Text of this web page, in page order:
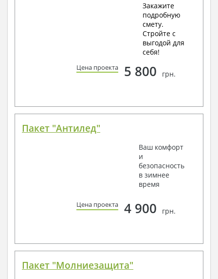
Закажите
подробную
смету.
Стройте с
выгодой для
себя!
Цена проекта 5 800 грн.
Пакет "Антилед"
Ваш комфорт
и
безопасность
в зимнее
время
Цена проекта 4 900 грн.
Пакет "Молниезащита"